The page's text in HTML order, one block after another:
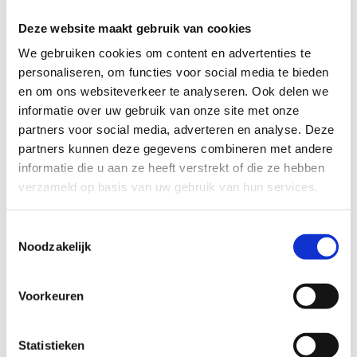
Deze website maakt gebruik van cookies
We gebruiken cookies om content en advertenties te
personaliseren, om functies voor social media te bieden
en om ons websiteverkeer te analyseren. Ook delen we
informatie over uw gebruik van onze site met onze
partners voor social media, adverteren en analyse. Deze
partners kunnen deze gegevens combineren met andere
informatie die u aan ze heeft verstrekt of die ze hebben
verzameld op basis van uw gebruik van hun services.
Noodzakelijk
Voorkeuren
Statistieken
geschikt voor verschillende toepassingen, van het stabiliseren van
enkels tot het ondersteunen van polsen en knieën. De vaste tape
wordt vaak gebruikt door professionele atleten en medische
professionals vanwege de hoogwaardige kwaliteit en betrouwbare
prestaties. De lijm wordt door warmte geactiveerd en biedt
maximale ondersteuning zodra deze de huidtemperatuur bereikt.
Dankzij de duurzame hechting blijft de tape stevig op zijn plaats
zitten, zelfs tijdens intense fysieke activiteiten. Je kunt erop
vertrouwen dat het je niet in de steek laat wanneer je het het meest
nodig hebt.
Specificaties
EAN
Categorie